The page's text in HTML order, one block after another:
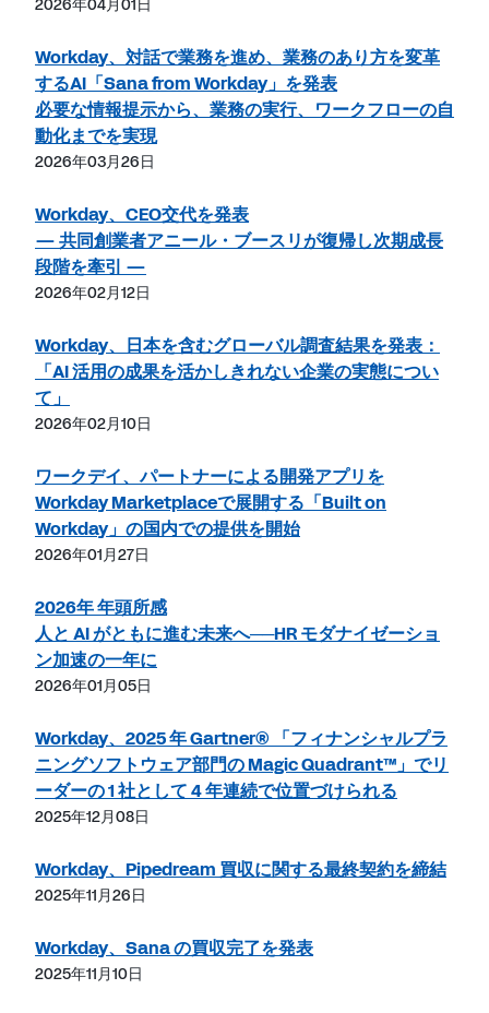
2026年04月01日
Workday、対話で業務を進め、業務のあり方を変革
するAI「Sana from Workday」を発表
必要な情報提示から、業務の実行、ワークフローの自
動化までを実現
2026年03月26日
Workday、CEO交代を発表
― 共同創業者アニール・ブースリが復帰し次期成長
段階を牽引 ―
2026年02月12日
Workday、日本を含むグローバル調査結果を発表：
「AI 活用の成果を活かしきれない企業の実態につい
て」
2026年02月10日
ワークデイ、パートナーによる開発アプリを
Workday Marketplaceで展開する「Built on
Workday」の国内での提供を開始
2026年01月27日
2026年 年頭所感
人と AI がともに進む未来へ──HR モダナイゼーショ
ン加速の一年に
2026年01月05日
Workday、2025 年 Gartner® 「フィナンシャルプラ
ニングソフトウェア部門の Magic Quadrant™」でリ
ーダーの 1 社として 4 年連続で位置づけられる
2025年12月08日
Workday、Pipedream 買収に関する最終契約を締結
2025年11月26日
Workday、Sana の買収完了を発表
2025年11月10日